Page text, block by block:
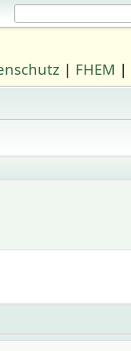
| FHEM |